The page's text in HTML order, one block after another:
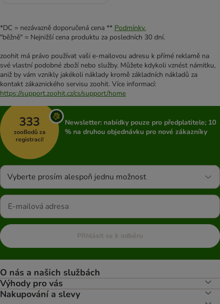
*DC = nezávazně doporučená cena ** Podmínky.
"běžně" = Nejnižší cena produktu za posledních 30 dní.
zoohit má právo používat vaši e-mailovou adresu k přímé reklamě na
své vlastní podobné zboží nebo služby. Můžete kdykoli vznést námitku,
aniž by vám vznikly jakékoli náklady kromě základních nákladů za
kontakt zákaznického servisu zoohit. Více informací:
https://support.zoohit.cz/cs/support/home
333
zooBodů za
registraci!
Newsletter: nabídky pouze pro předplatitele; 10
% na druhou objednávku pro nové zákazníky
Vyberte prosím alespoň jednu možnost
Přihlásit se k odběru
O nás a našich službách
Výhody pro vás
Nakupování a slevy